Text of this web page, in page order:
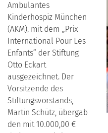
Ambulantes
Kinderhospiz München
(AKM), mit dem „Prix
International Pour Les
Enfants“ der Stiftung
Otto Eckart
ausgezeichnet. Der
Vorsitzende des
Stiftungsvorstands,
Martin Schütz, übergab
den mit 10.000,00 €